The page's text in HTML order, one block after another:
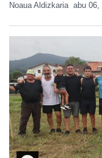
Noaua Aldizkaria abu 06,